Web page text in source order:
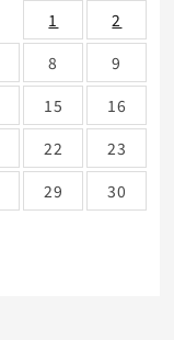
1
2
8
9
15
16
22
23
29
30